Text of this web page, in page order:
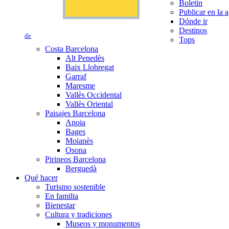
de
Boletín
Publicar en la
Dónde ir
Destinos
Tops
Costa Barcelona
Alt Penedès
Baix Llobregat
Garraf
Maresme
Vallès Occidental
Vallès Oriental
Paisajes Barcelona
Anoia
Bages
Moianès
Osona
Pirineos Barcelona
Berguedà
Qué hacer
Turismo sostenible
En familia
Bienestar
Cultura y tradiciones
Museos y monumentos